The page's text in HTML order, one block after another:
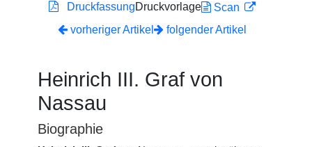
DruckfassungDruckvorlage
Scan
vorheriger Artikel
folgender Artikel
Heinrich III. Graf von
Nassau
Biographie